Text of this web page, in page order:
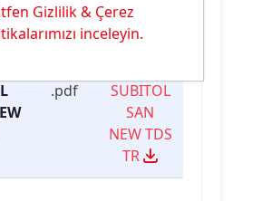
Dosya
İndirme
Linki
.pdf
SUBITOL
SAN
NEW TDS
TR
Gizlilik & Çerez
inceleyin.